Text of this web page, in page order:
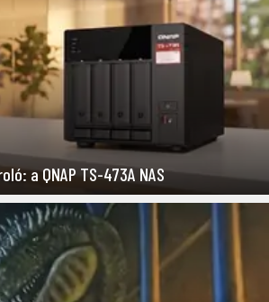
a QNAP TS-473A NAS